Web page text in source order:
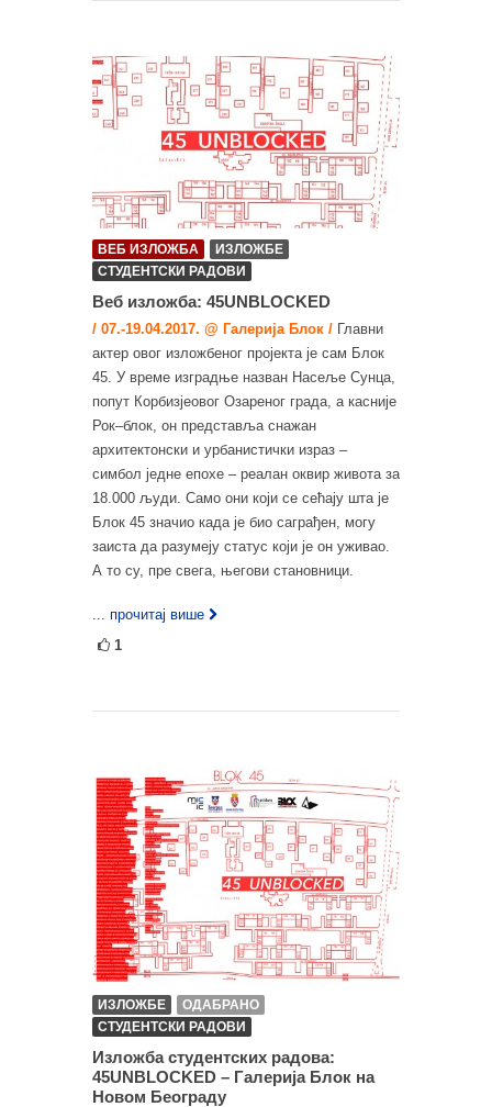
ВЕБ ИЗЛОЖБА
ИЗЛОЖБЕ
СТУДЕНТСКИ РАДОВИ
Веб изложба: 45UNBLOCKED
/ 07.-19.04.2017. @ Галерија Блок / Главни
актер овог изложбеног пројекта је сам Блок
45. У време изградње назван Насеље Сунца,
попут Корбизјеовог Озареног града, а касније
Рок–блок, он представља снажан
архитектонски и урбанистички израз –
симбол једне епохе – реалан оквир живота за
18.000 људи. Само они који се сећају шта је
Блок 45 значио када је био саграђен, могу
заиста да разумеју статус који је он уживао.
А то су, пре свега, његови становници.
... прочитај више
1
ИЗЛОЖБЕ
ОДАБРАНО
СТУДЕНТСКИ РАДОВИ
Изложба студентских радова:
45UNBLOCKED – Галерија Блок на
Новом Београду